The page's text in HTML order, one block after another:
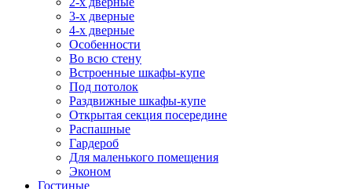
3-х дверные
4-х дверные
Особенности
Во всю стену
Встроенные шкафы-купе
Под потолок
Раздвижные шкафы-купе
Открытая секция посередине
Распашные
Гардероб
Для маленького помещения
Эконом
Гостиные